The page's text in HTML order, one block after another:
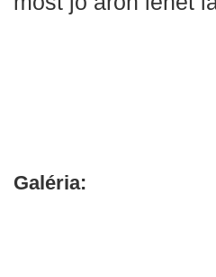
Galéria: